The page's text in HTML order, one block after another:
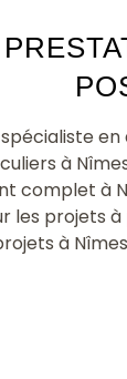
à
complet à
projets
à